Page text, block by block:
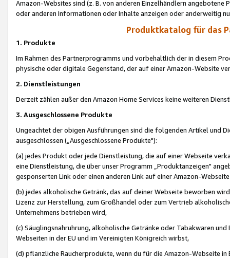
Amazon-Websites sind (z. B. von anderen Einzelhändlern
oder anderen Informationen oder Inhalte anzeigen oder anderweitig
Produktkatalog für das
1. Produkte
Im Rahmen des Partnerprogramms und vorbehaltlich der in diesem
physische oder digitale Gegenstand, der auf einer Amazon-Website
2. Dienstleistungen
Derzeit zählen außer den Amazon Home Services keine weiteren
3. Ausgeschlossene Produkte
Ungeachtet der obigen Ausführungen sind die folgenden Artikel und
ausgeschlossen („Ausgeschlossene Produkte"):
(a) jedes Produkt oder jede Dienstleistung, die auf einer Webseite
eine Dienstleistung, die über unser Programm „Produktanzeigen"
gesponserten Link oder einen anderen Link auf einer Amazon-
(b) jedes alkoholische Getränk, das auf deiner Webseite beworben
Lizenz zur Herstellung, zum Großhandel oder zum Vertrieb
Unternehmens betrieben wird,
(c) Säuglingsnahruhrung, alkoholische Getränke oder Tabakwaren
Webseiten in der EU und im Vereinigten Königreich wirbst,
(d) pflanzliche Raucherprodukte, wenn du für die Amazon-Webseite in